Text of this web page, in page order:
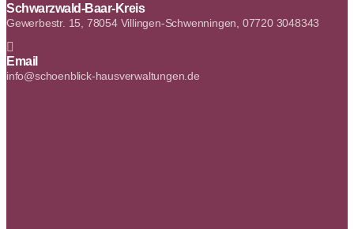
Schwarzwald-Baar-Kreis
Gewerbestr. 15, 78054 Villingen-Schwenningen, 07720 3048343
Email
info@schoenblick-hausverwaltungen.de